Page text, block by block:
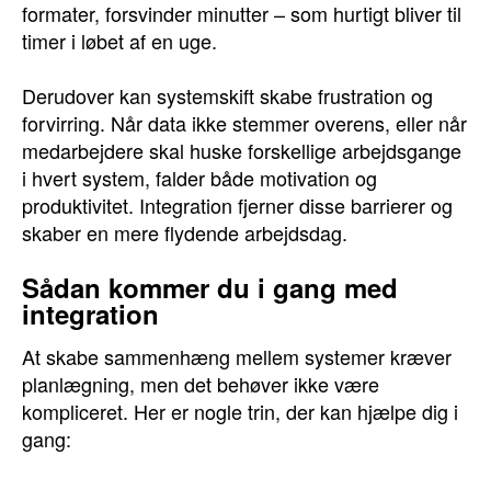
formater, forsvinder minutter – som hurtigt bliver til
timer i løbet af en uge.
Derudover kan systemskift skabe frustration og
forvirring. Når data ikke stemmer overens, eller når
medarbejdere skal huske forskellige arbejdsgange
i hvert system, falder både motivation og
produktivitet. Integration fjerner disse barrierer og
skaber en mere flydende arbejdsdag.
Sådan kommer du i gang med
integration
At skabe sammenhæng mellem systemer kræver
planlægning, men det behøver ikke være
kompliceret. Her er nogle trin, der kan hjælpe dig i
gang: